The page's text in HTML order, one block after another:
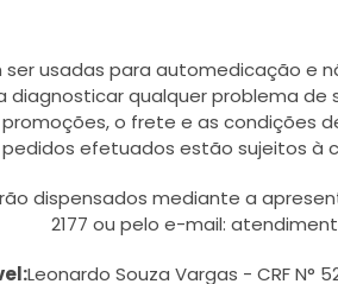
usadas para automedicação e
qualquer problema
o frete e as
efetuados estão sujeitos
dispensados mediante a
2177 ou pelo e-mail:
Leonardo Souza Vargas - CRF N°